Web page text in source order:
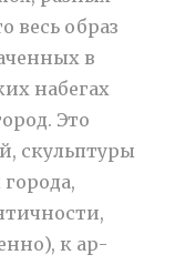
весь образ
в
набегах
Это
скульптуры
к ар-